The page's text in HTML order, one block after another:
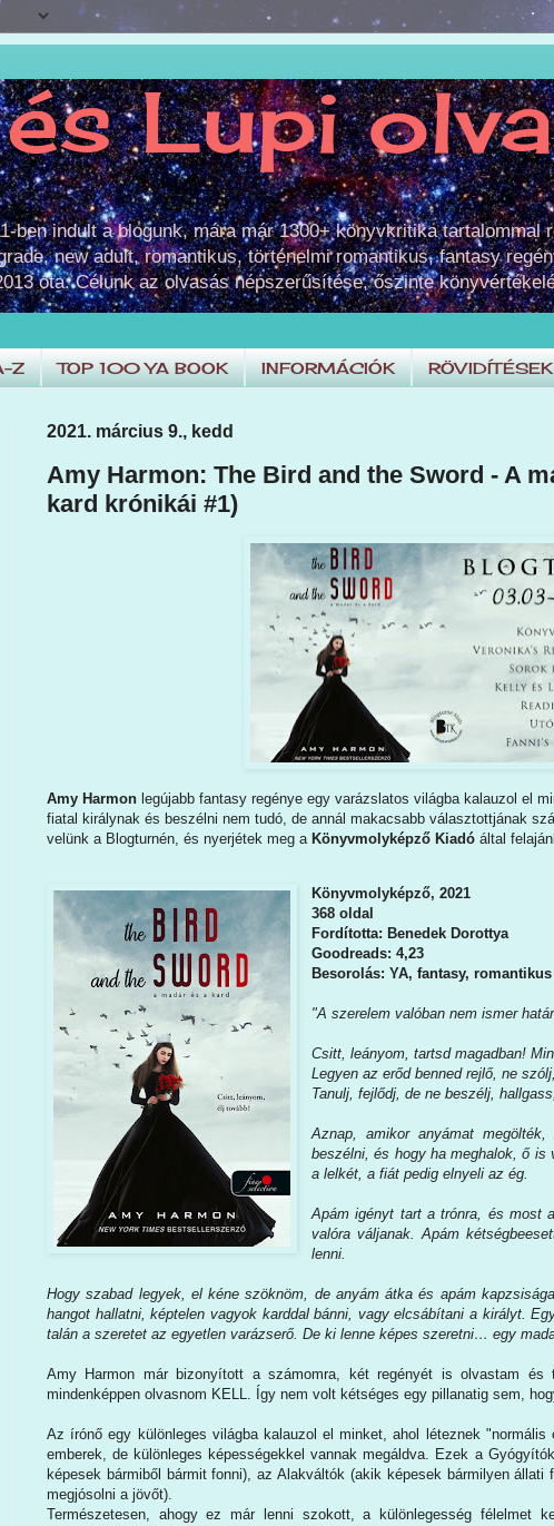
Lupi
ben indult a blogunk, mára már 1300+ könyvkritika
new adult, romantikus, történelmi romantikus, fantasy
óta. Célunk az olvasás népszerűsítése, őszinte
Z TOP 100 YA BOOK INFORMÁCIÓK RÖVIDÍTÉSEK
2021. március 9., kedd
Amy Harmon: The Bird and the Sword - A
kard krónikái #1)
Amy Harmon legújabb fantasy regénye egy varázslatos világba kalauzol el
fiatal királynak és beszélni nem tudó, de annál makacsabb választottjának
velünk a Blogturnén, és nyerjétek meg a Könyvmolyképző Kiadó által
Könyvmolyképző, 2021
368 oldal
Fordította: Benedek Dorottya
Goodreads: 4,23
Besorolás: YA, fantasy, romantikus
"A szerelem valóban nem ismer
Csitt, leányom, tartsd magadban!
Legyen az erőd benned rejlő, ne
Tanulj, fejlődj, de ne beszélj,
Aznap, amikor anyámat
beszélni, és hogy ha meghalok, ő
a lelkét, a fiát pedig elnyeli az ég.
Apám igényt tart a trónra, és most
valóra váljanak. Apám
lenni.
Hogy szabad legyek, el kéne szöknöm, de anyám átka és apám
hangot hallatni, képtelen vagyok karddal bánni, vagy elcsábítani a királyt.
talán a szeretet az egyetlen varázserő. De ki lenne képes szeretni… egy
Amy Harmon már bizonyított a számomra, két regényét is olvastam
mindenképpen olvasnom KELL. Így nem volt kétséges egy pillanatig sem,
Az írónő egy különleges világba kalauzol el minket, ahol léteznek
emberek, de különleges képességekkel vannak megáldva. Ezek a
képesek bármiből bármit fonni), az Alakváltók (akik képesek bármilyen
megjósolni a jövőt).
Természetesen, ahogy ez már lenni szokott, a különlegesség félelmet